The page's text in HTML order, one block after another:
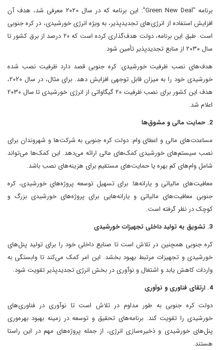
برنامه "Green New Deal": این برنامه که در سال ۲۰۲۰ معرفی شد، هدف آن
افزایش استفاده از انرژی‌های تجدیدپذیر، به ویژه انرژی خورشیدی، در کره جنوبی
است. طبق این برنامه، دولت هدف‌گذاری کرده است که ۲۰ درصد از برق کشور تا
سال ۲۰۳۰ از منابع تجدیدپذیر تأمین شود.
هدف‌های نصب ظرفیت خورشیدی: کره جنوبی قصد دارد ظرفیت نصب شده
خورشیدی خود را به میزان قابل توجهی افزایش دهد. برای مثال، در سال ۲۰۲۰،
هدف این کشور برای نصب ظرفیت ۲۰ گیگاواتی از انرژی خورشیدی تا سال ۲۰۳۰
اعلام شد.
2. حمایت مالی و مشوق‌ها
مساعدت‌های مالی و اعطای وام: دولت کره جنوبی به شرکت‌ها و شهروندان برای
نصب سیستم‌های خورشیدی کمک‌های مالی ارائه می‌دهد. این کمک‌ها می‌تواند
شامل وام‌های کم بهره یا حمایت‌های مستقیم برای هزینه‌های نصب باشد.
معافیت‌های مالیاتی و یارانه‌ها: برای تسهیل توسعه پروژه‌های خورشیدی، کره
جنوبی معافیت‌های مالیاتی و یارانه‌هایی برای پروژه‌های خورشیدی بزرگ و
کوچک در نظر گرفته است.
3. تشویق به تولید داخلی تجهیزات خورشیدی
کره جنوبی همچنین در تلاش است تا صنایع داخلی خود را برای تولید پنل‌های
خورشیدی و تجهیزات مرتبط بهبود بخشد. این امر کمک می‌کند تا وابستگی به
واردات کاهش یابد و اشتغال و نوآوری در بخش انرژی تجدیدپذیر تقویت شود.
4. ارتقای فناوری و نوآوری
دولت کره جنوبی به طور مداوم در تلاش است تا نوآوری در فناوری‌های
خورشیدی را تقویت کند. برنامه‌های تحقیق و توسعه در زمینه بهبود بهره‌وری
پنل‌های خورشیدی و ذخیره‌سازی انرژی، از جمله پروژه‌های مهم در این راستا
هستند.